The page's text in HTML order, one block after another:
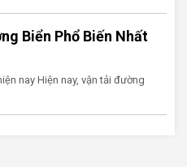
Biển Phổ Biến Nhất
nay Hiện nay, vận tải đường